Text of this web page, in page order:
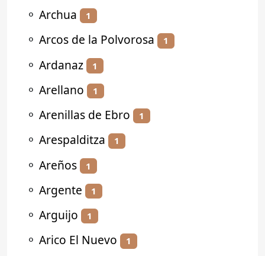
⚬ Archua 1
⚬ Arcos de la Polvorosa 1
⚬ Ardanaz 1
⚬ Arellano 1
⚬ Arenillas de Ebro 1
⚬ Arespalditza 1
⚬ Areños 1
⚬ Argente 1
⚬ Arguijo 1
⚬ Arico El Nuevo 1